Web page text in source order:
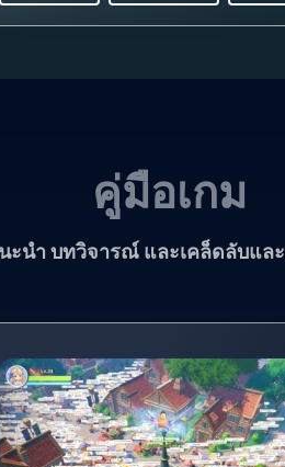
คู่มือเกม
ะนำ บทวิจารณ์ และเคล็ดลับแ